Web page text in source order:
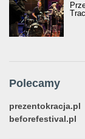
Polecamy
prezentokracja.pl
beforefestival.pl